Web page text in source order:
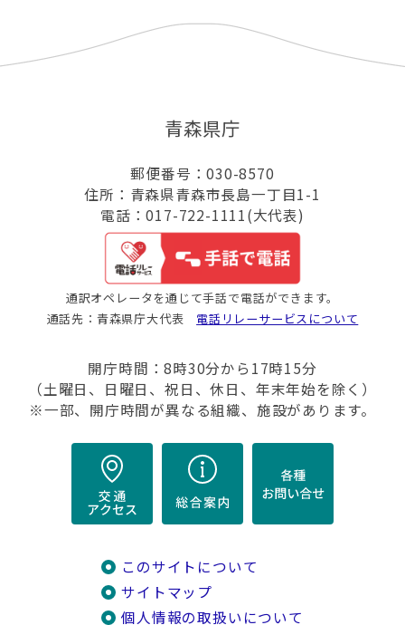
青森県庁
郵便番号：030-8570
住所：青森県青森市長島一丁目1-1
電話：017-722-1111(大代表)
通訳オペレータを通じて手話で電話ができます。
通話先：青森県庁大代表 電話リレーサービスについて
開庁時間：8時30分から17時15分
（土曜日、日曜日、祝日、休日、年末年始を除く）
※一部、開庁時間が異なる組織、施設があります。
このサイトについて
サイトマップ
個人情報の取扱いについて